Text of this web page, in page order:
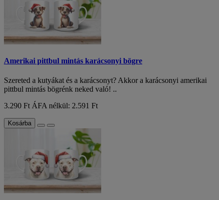
Amerikai pittbul mintás karácsonyi bögre
Szereted a kutyákat és a karácsonyt? Akkor a karácsonyi amerikai
pittbul mintás bögrénk neked való! ..
3.290 Ft ÁFA nélkül: 2.591 Ft
Kosárba